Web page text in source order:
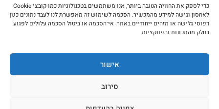
כדי לספק את החוויה הטובה ביותר, אנו משתמשים בטכנולוגיות כמו קובצי Cookie
לאחסון וגישה למידע מהמכשיר. הסכמה לשימוש זה מאפשרת לנו לעבד נתונים כגון
דפוסי גלישה או מזהים ייחודיים באתר. אי־הסכמה או ביטול הסכמה עלולים לפגוע
בחלק מהתכונות והפונקציות.
אישור
סירוב
פורום מים
צרו קשר
מי אנחנו
הרשמה לניוזלטר
פרסמו אצלנו
הצהרת נגישות